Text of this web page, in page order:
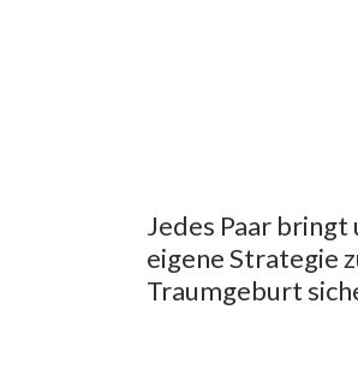
Jedes Paar
eigene Strategie
Traumgeburt